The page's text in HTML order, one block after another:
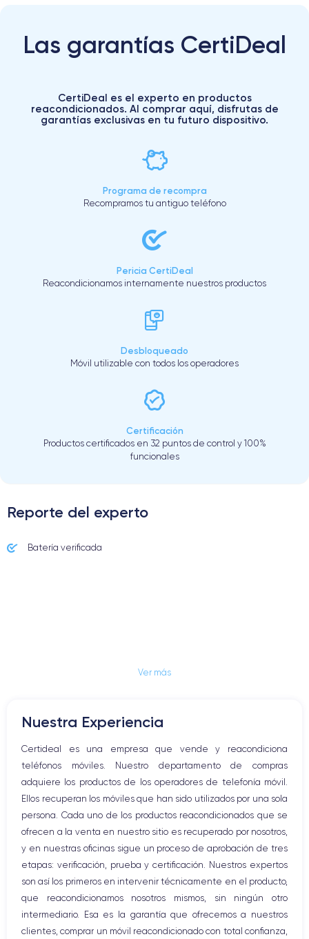
Las garantías CertiDeal
CertiDeal es el experto en productos
reacondicionados. Al comprar aquí, disfrutas de
garantías exclusivas en tu futuro dispositivo.
Programa de recompra
Recompramos tu antiguo teléfono
Pericia CertiDeal
Reacondicionamos internamente nuestros productos
Desbloqueado
Móvil utilizable con todos los operadores
Certificación
Productos certificados en 32 puntos de control y 100%
funcionales
Reporte del experto
Batería verificada
Ver más
Nuestra Experiencia
Certideal es una empresa que vende y reacondiciona
teléfonos móviles. Nuestro departamento de compras
adquiere los productos de los operadores de telefonía móvil.
Ellos recuperan los móviles que han sido utilizados por una sola
persona. Cada uno de los productos reacondicionados que se
ofrecen a la venta en nuestro sitio es recuperado por nosotros,
y en nuestras oficinas sigue un proceso de aprobación de tres
etapas: verificación, prueba y certificación. Nuestros expertos
son así los primeros en intervenir técnicamente en el producto,
que reacondicionamos nosotros mismos, sin ningún otro
intermediario. Esa es la garantía que ofrecemos a nuestros
clientes, comprar un móvil reacondicionado con total confianza,